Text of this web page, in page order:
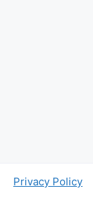
Privacy Policy